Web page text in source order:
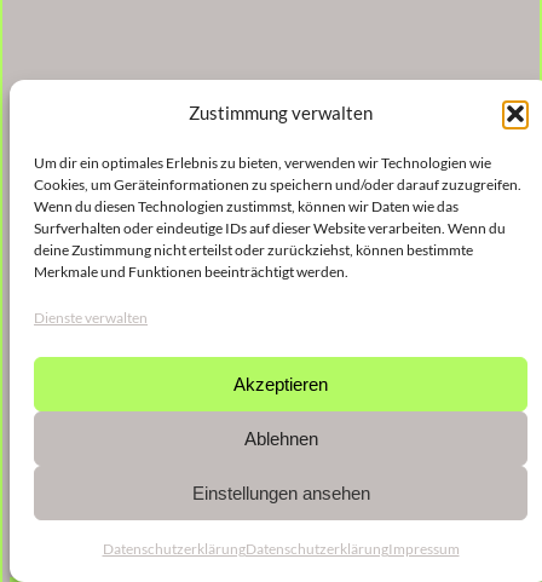
Zustimmung verwalten
Um dir ein optimales Erlebnis zu bieten, verwenden wir Technologien wie
Cookies, um Geräteinformationen zu speichern und/oder darauf zuzugreifen.
Wenn du diesen Technologien zustimmst, können wir Daten wie das
Surfverhalten oder eindeutige IDs auf dieser Website verarbeiten. Wenn du
deine Zustimmung nicht erteilst oder zurückziehst, können bestimmte
Merkmale und Funktionen beeinträchtigt werden.
Dienste verwalten
Akzeptieren
Ablehnen
Einstellungen ansehen
DatenschutzerklärungDatenschutzerklärungImpressum